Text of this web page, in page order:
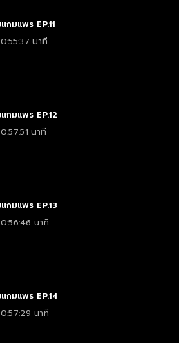
กมแพร EP.11
0:55:37 นาที
กมแพร EP.12
0:57:51 นาที
กมแพร EP.13
0:56:46 นาที
กมแพร EP.14
0:57:29 นาที